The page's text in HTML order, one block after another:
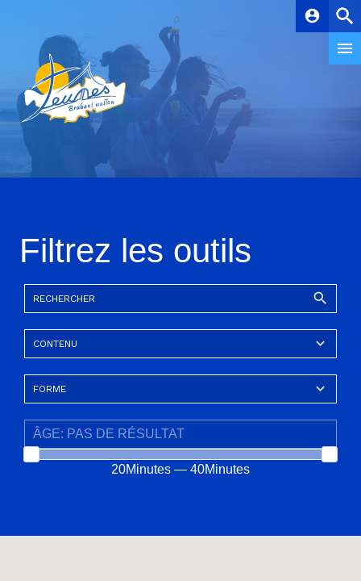
account_circle
Filtrez les outils
20Minutes — 40Minutes